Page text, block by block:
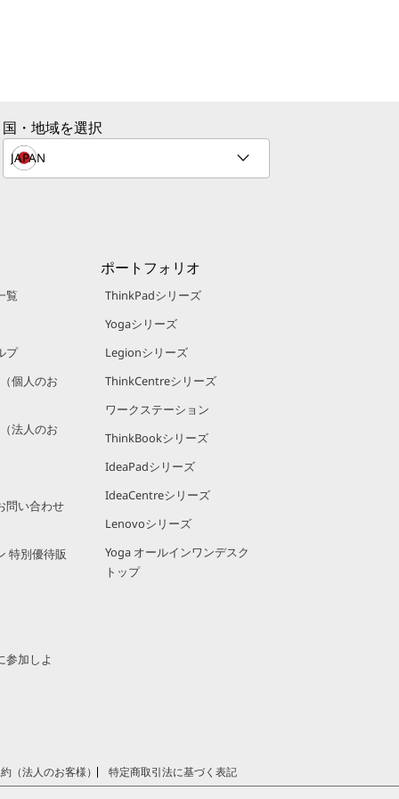
国・地域を選択
覧
プ
個人のお
法人のお
問い合わせ
特別優待販
参加しよ
ポートフォリオ
ThinkPadシリーズ
Yogaシリーズ
Legionシリーズ
ThinkCentreシリーズ
ワークステーション
ThinkBookシリーズ
IdeaPadシリーズ
IdeaCentreシリーズ
Lenovoシリーズ
Yoga オールインワンデスク
トップ
（法人のお客様） 特定商取引法に基づく表記